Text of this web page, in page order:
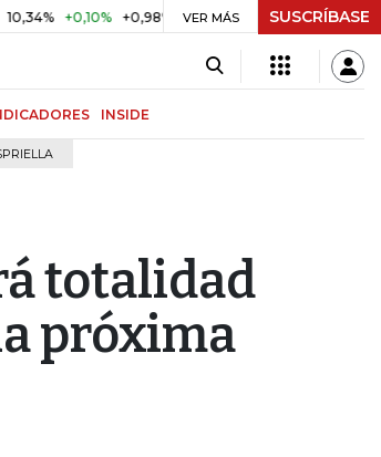
+0,10% +0,98% UVR $ 417,01 +$ 0,05 +0,01%
VER MÁS SUSCRÍBASE
INSIDE
totalidad
próxima